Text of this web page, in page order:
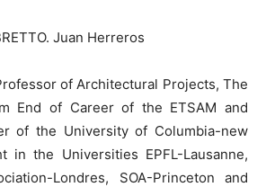
Juan Herreros
of Architectural Projects, The
End of Career of the ETSAM and
of the University of Columbia-new
in the Universities EPFL-Lausanne,
Londres, SOA-Princeton and